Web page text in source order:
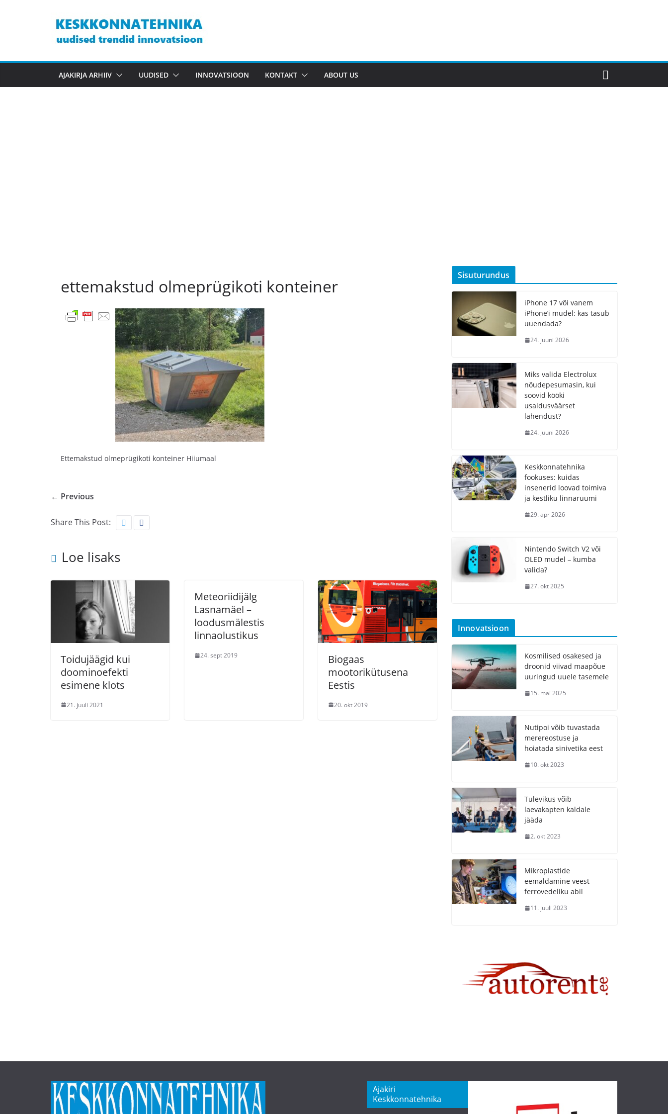
AJAKIRJA ARHIIV UUDISED INNOVATSIOON KONTAKT ABOUT US
ettemakstud olmeprügikoti konteiner
Ettemakstud olmeprügikoti konteiner Hiiumaal
← Previous
Share This Post:
Loe lisaks
Toidujäägid kui
doominoefekti
esimene klots
21. juuli 2021
Meteoriidijälg
Lasnamäel –
loodusmälestis
linnaolustikus
24. sept 2019
Biogaas
mootorikütusena
Eestis
20. okt 2019
Sisuturundus
iPhone 17 või vanem
iPhone’i mudel: kas tasub
uuendada?
24. juuni 2026
Miks valida Electrolux
nõudepesumasin, kui
soovid kööki
usaldusväärset
lahendust?
24. juuni 2026
Keskkonnatehnika
fookuses: kuidas
insenerid loovad toimiva
ja kestliku linnaruumi
29. apr 2026
Nintendo Switch V2 või
OLED mudel – kumba
valida?
27. okt 2025
Innovatsioon
Kosmilised osakesed ja
droonid viivad maapõue
uuringud uuele tasemele
15. mai 2025
Nutipoi võib tuvastada
merereostuse ja
hoiatada sinivetika eest
10. okt 2023
Tulevikus võib
laevakapten kaldale
jääda
2. okt 2023
Mikroplastide
eemaldamine veest
ferrovedeliku abil
11. juuli 2023
Ajakiri
Keskkonnatehnika